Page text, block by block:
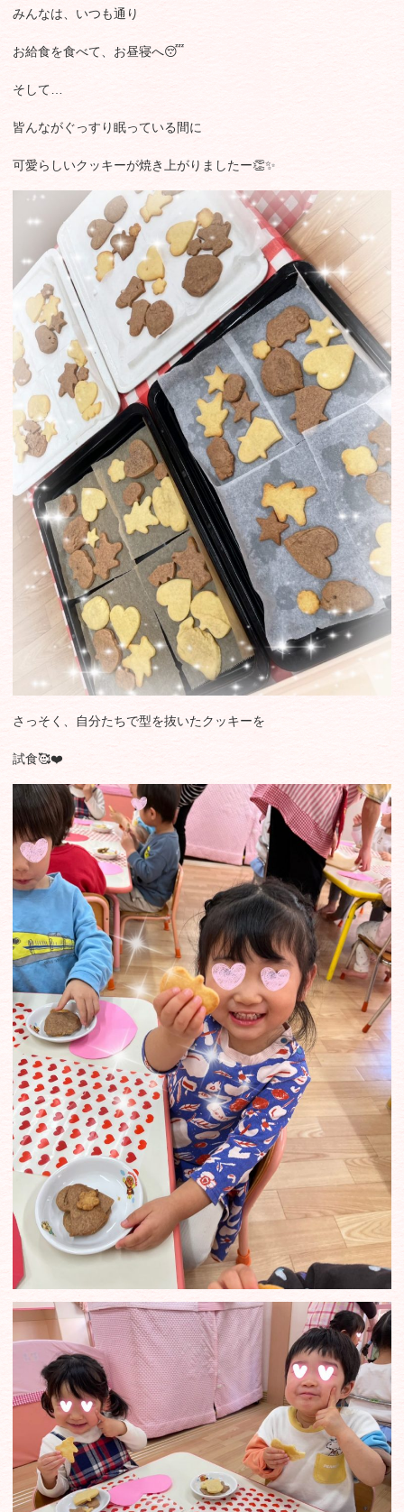
みんなは、いつも通り
お給食を食べて、お昼寝へ😴
そして…
皆んながぐっすり眠っている間に
可愛らしいクッキーが焼き上がりましたー👏✨
さっそく、自分たちで型を抜いたクッキーを
試食🥰❤️